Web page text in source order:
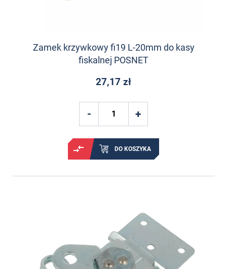
Zamek krzywkowy fi19 L-20mm do kasy
fiskalnej POSNET
27,17 zł
DO KOSZYKA